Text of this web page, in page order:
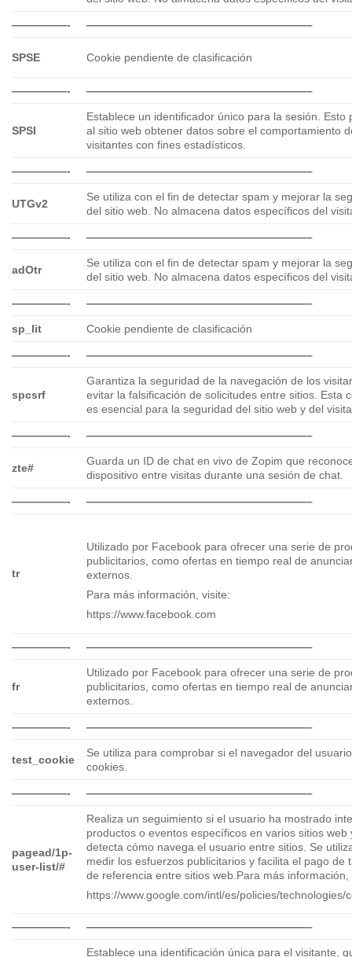
—————- ————————————————————–
SPSE Cookie pendiente de clasificación
—————- ————————————————————–
SPSI
Establece un identificador único para la sesión. Esto
al sitio web obtener datos sobre el comportamiento
visitantes con fines estadísticos.
—————- ————————————————————–
UTGv2
Se utiliza con el fin de detectar spam y mejorar la
del sitio web. No almacena datos específicos del
—————- ————————————————————–
adOtr
Se utiliza con el fin de detectar spam y mejorar la
del sitio web. No almacena datos específicos del
—————- ————————————————————–
sp_lit Cookie pendiente de clasificación
—————- ————————————————————–
spcsrf
Garantiza la seguridad de la navegación de los
evitar la falsificación de solicitudes entre sitios. Esta
es esencial para la seguridad del sitio web y del
—————- ————————————————————–
zte#
Guarda un ID de chat en vivo de Zopim que
dispositivo entre visitas durante una sesión de chat.
—————- ————————————————————–
tr
Utilizado por Facebook para ofrecer una serie de
publicitarios, como ofertas en tiempo real de
externos.
Para más información, visite:
https://www.facebook.com
—————- ————————————————————–
fr
Utilizado por Facebook para ofrecer una serie de
publicitarios, como ofertas en tiempo real de
externos.
—————- ————————————————————–
test_cookie
Se utiliza para comprobar si el navegador del
cookies.
—————- ————————————————————–
pagead/1p-
user-list/#
Realiza un seguimiento si el usuario ha mostrado
productos o eventos específicos en varios sitios web
detecta cómo navega el usuario entre sitios. Se
medir los esfuerzos publicitarios y facilita el pago de
de referencia entre sitios web.Para más información,
https://www.google.com/intl/es/policies/technologies/
—————- ————————————————————–
Establece una identificación única para el visitante,